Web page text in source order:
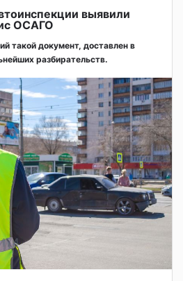
выявили
ОСАГО
такой документ, доставлен в
разбирательств.